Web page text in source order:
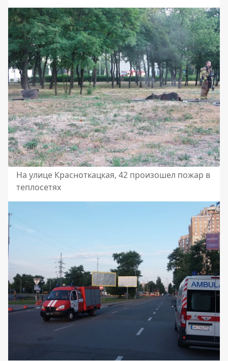
На улице Красноткацкая, 42 произошел пожар в
теплосетях